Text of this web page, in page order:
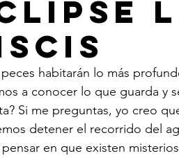
habitarán lo más
a conocer lo que guarda y
Si me preguntas, yo creo
detener el recorrido del
en que existen